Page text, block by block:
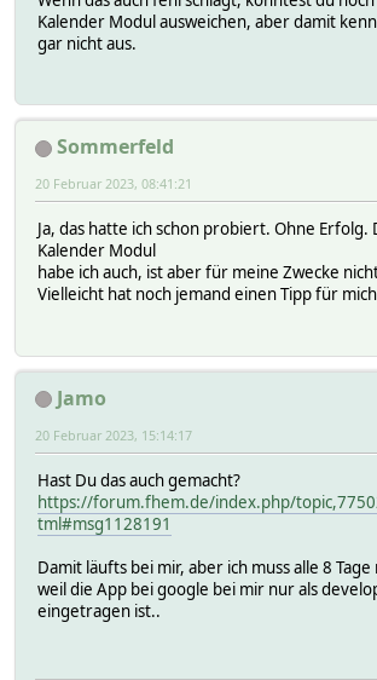
Kalender Modul ausweichen, aber damit
gar nicht aus.
Sommerfeld
20 Februar 2023, 08:41:21
Ja, das hatte ich schon probiert. Ohne Erfolg.
Kalender Modul
habe ich auch, ist aber für meine Zwecke
Vielleicht hat noch jemand einen Tipp für
Jamo
20 Februar 2023, 15:14:17
Hast Du das auch gemacht?
https://forum.fhem.de/index.php/
tml#msg1128191
Damit läufts bei mir, aber ich muss alle 8
weil die App bei google bei mir nur als
eingetragen ist..